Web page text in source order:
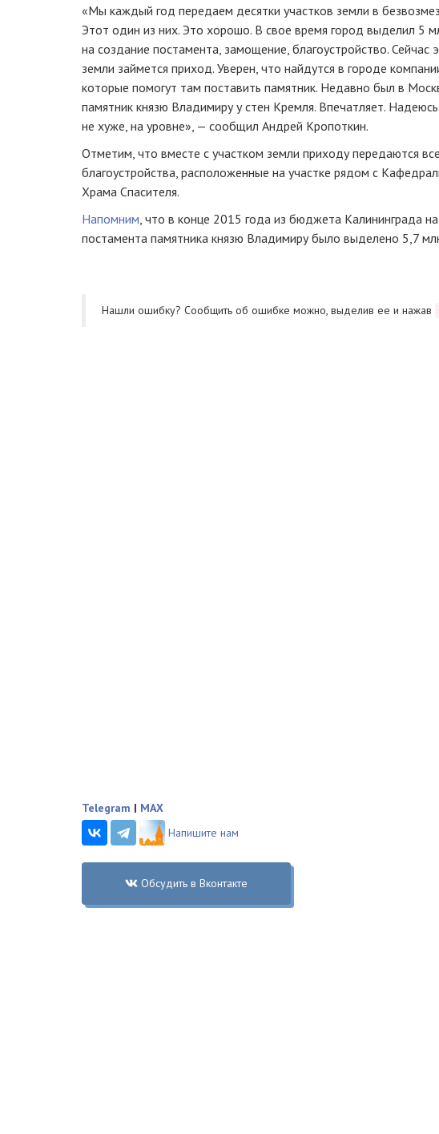
«Мы каждый год передаем десятки участков земли в
Этот один из них. Это хорошо. В свое время город выделил 5
на создание постамента, замощение, благоустройство. Сейчас
земли займется приход. Уверен, что найдутся в городе
которые помогут там поставить памятник. Недавно был в
памятник князю Владимиру у стен Кремля. Впечатляет.
не хуже, на уровне», — сообщил Андрей Кропоткин.
Отметим, что вместе с участком земли приходу передаются
благоустройства, расположенные на участке рядом с
Храма Спасителя.
Напомним , что в конце 2015 года из бюджета Калининграда
постамента памятника князю Владимиру было выделено 5,7
Нашли ошибку? Cообщить об ошибке можно, выделив ее и нажав
Telegram | MAX
Напишите нам
Обсудить в Вконтакте